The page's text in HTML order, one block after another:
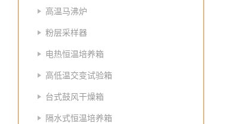
高温马沸炉
粉层采样器
电热恒温培养箱
高低温交变试验箱
台式鼓风干燥箱
隔水式恒温培养箱